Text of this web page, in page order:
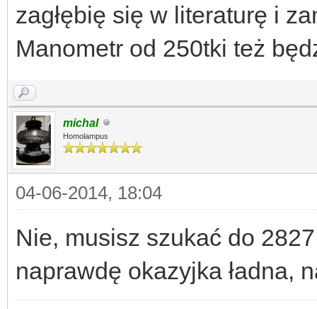
zagłębię się w literaturę i
Manometr od 250tki też
michal
Homolampus
04-06-2014, 18:04
Nie, musisz szukać do
naprawdę okazyjka ładna,